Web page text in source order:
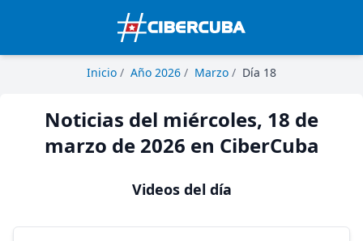
Inicio / Año 2026 / Marzo / Día 18
Noticias del miércoles, 18 de
marzo de 2026 en CiberCuba
Videos del día